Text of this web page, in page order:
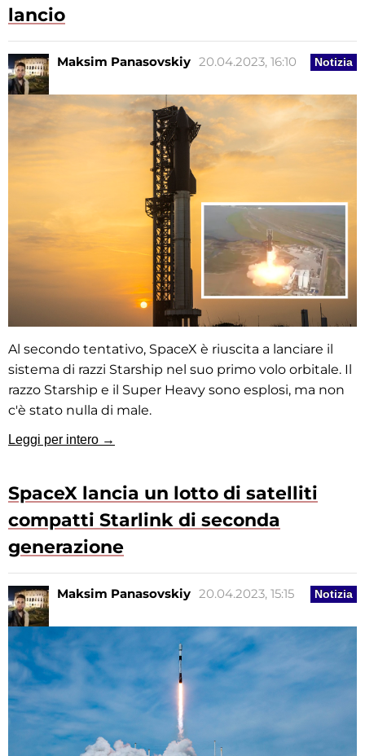
lancio
Notizia
Maksim Panasovskiy 20.04.2023, 16:10
Al secondo tentativo, SpaceX è riuscita a lanciare il
sistema di razzi Starship nel suo primo volo orbitale. Il
razzo Starship e il Super Heavy sono esplosi, ma non
c'è stato nulla di male.
Leggi per intero →
SpaceX lancia un lotto di satelliti
compatti Starlink di seconda
generazione
Notizia
Maksim Panasovskiy 20.04.2023, 15:15